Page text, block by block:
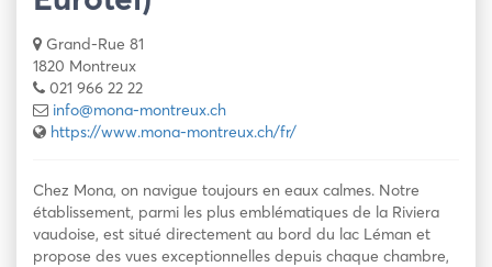
Grand-Rue 81
1820 Montreux
021 966 22 22
info@mona-montreux.ch
https://www.mona-montreux.ch/fr/
Chez Mona, on navigue toujours en eaux calmes. Notre
établissement, parmi les plus emblématiques de la Riviera
vaudoise, est situé directement au bord du lac Léman et
propose des vues exceptionnelles depuis chaque chambre,